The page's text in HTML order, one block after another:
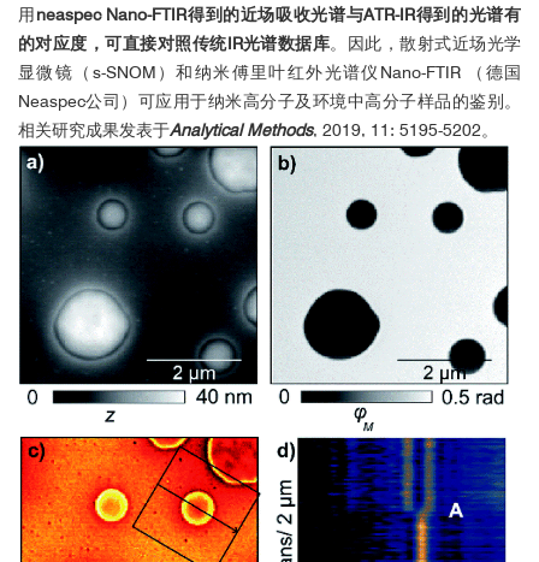
用 neaspec Nano-FTIR得到的近场吸收光谱与ATR-IR得到的光谱有
的对应度，可直接对照传统IR光谱数据库。因此，散射式近场光学
显微镜（s-SNOM）和纳米傅里叶红外光谱仪Nano-FTIR （德国
Neaspec公司）可应用于纳米高分子及环境中高分子样品的鉴别。
相关研究成果发表于Analytical Methods, 2019, 11: 5195-5202。
neaspec国内用户发表文章列表
Prof. Dmitri Basov
美国 加州大学
University of California San Diego